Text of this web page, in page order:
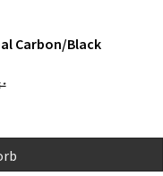
Carbon/Black
*